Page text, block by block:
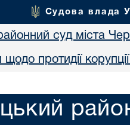
Судова влада
суд міста
щодо протидії